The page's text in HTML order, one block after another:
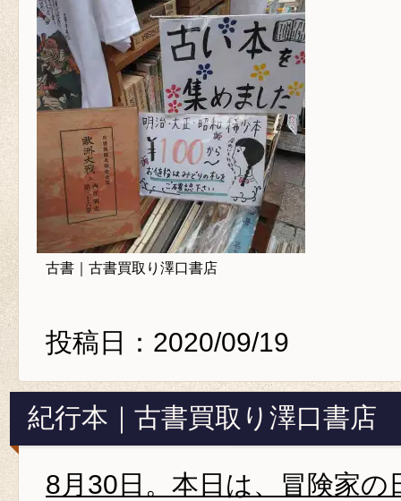
古書｜古書買取り澤口書店
投稿日：2020/09/19
紀行本｜古書買取り澤口書店
8月30日。本日は、冒険家